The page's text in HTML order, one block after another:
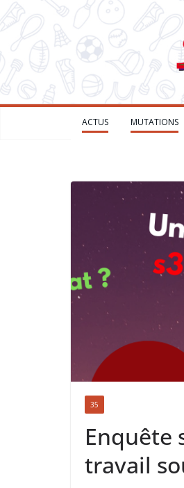
ACTUS MUTATIONS
35
Enquête
travail